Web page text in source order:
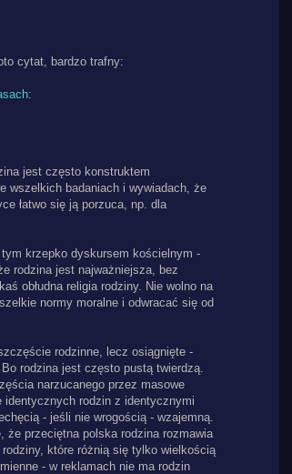
cytat, bardzo trafny:
:
jest często konstruktem
wszelkich badaniach i wywiadach, że
łatwo się ją porzuca, np. dla
krzepko dyskursem kościelnym -
rodzina jest najważniejsza, bez
obłudna religia rodziny. Nie wolno na
normy moralne i odwracać się od
rodzinne, lecz osiągnięte -
rodzina jest często pustą twierdzą.
narzucanego przez masowe
identycznych rodzin z identycznymi
- jeśli nie wrogością - wzajemną.
że przeciętna polska rodzina rozmawia
które różnią się tylko wielkością
- w reklamach nie ma rodzin